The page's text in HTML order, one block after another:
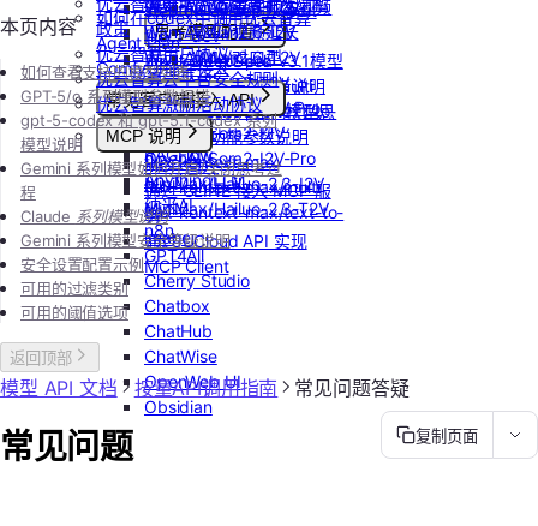
思考模型配置
DeepSeek V3.1模型
开启关闭思考说明
Doubao豆包模型思
考功能参数说明
stepfun-ai/step1x-edit
flux.1-dev
flux-kontext-pro
flux-kontext-pro/multi
flux-kontext-pro/text-to-
image
flux-kontext-max
flux-kontext-max/multi
flux-kontext-max/text-to-
image
Vidu/首尾帧生视频
Vidu/视频延长
Vidu/对口型
Wan-AI/Wan2.5-T2V
Wan-AI/Wan2.6-I2V
Wan-AI/Wan2.6-T2V
OpenAI/Sora2-T2V
OpenAI/Sora2-T2V-Pro
OpenAI/Sora2-I2V
OpenAI/Sora2-I2V-Pro
MiniMax/Hailuo-2.3-I2V
MiniMax/Hailuo-2.3-T2V
通义千问 Qwen-TTS
如何在codex中调用优云智算
Agent Plan
ComfyUI插件接入
常见客户端接入 API
Dify
RAGFlow
AnythingLLM
纳米AI
n8n
GPT4All
Cherry Studio
Chatbox
ChatHub
ChatWise
OpenWeb UI
Obsidian
MCP 说明
MCP 简介
通过 CLINE 接入 MCP 服
务
通过 UCloud API 实现
MCP Client
政策
优云智算用户协议
优云智算云平台安全规则
优云智算激励活动协议
本页内容
如何查看支持的模型列表
GPT-5/o 系列模型参数报错
gpt-5-codex 和 gpt-5.1-codex 系列
模型说明
Gemini 系列模型如何开启/关闭思考过
程
Claude 系列模型说明
Gemini 系列模型安全等级说明
安全设置配置示例
可用的过滤类别
可用的阈值选项
返回顶部
模型 API 文档 按量API调用指南 常见问题答疑
复制页面
常见问题